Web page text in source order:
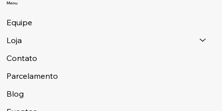
Menu
Equipe
Loja
Contato
Parcelamento
Blog